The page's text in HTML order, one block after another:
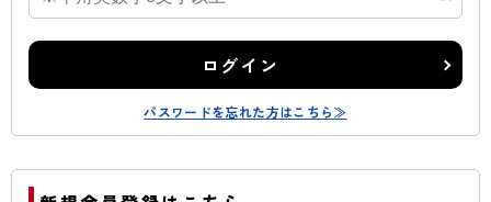
ログイン
パスワードを忘れた方はこちら≫